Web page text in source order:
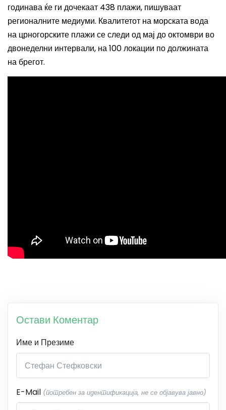
годинава ќе ги дочекаат 438 плажи, пишуваат
регионалните медиуми. Квалитетот на морската вода
на црногорските плажи се следи од мај до октомври во
двонеделни интервали, на 100 локации по должината
на брегот.
Остави Коментар
Име и Презиме
E-Mail (потребен за идентификација, не се објавува јавно)